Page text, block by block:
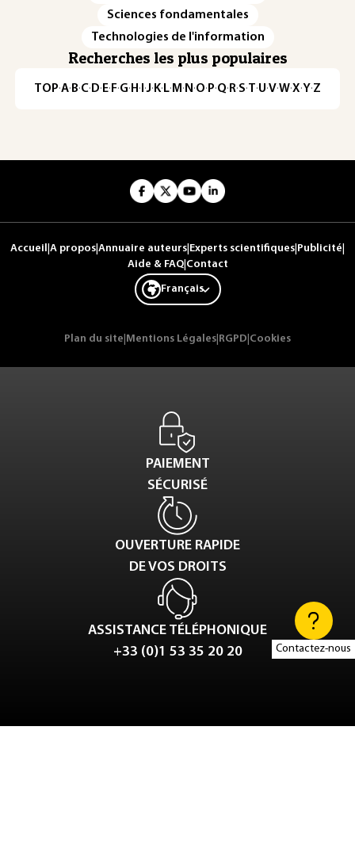
Contactez-nous
Sciences fondamentales
Technologies de l'information
Recherches les plus populaires
TOP·A·B·C· D· E· F·G· H · ·J· K· L· M · N ·O· P·Q· R·S·T·U·V·W·X·Y·Z
Accueil A propos Annuaire auteurs Experts scientifiques Publicité
Aide & FAQ| Contact
Français
Plan du site Mentions Légales RGPD Cookies
PAIEMENT
SÉCURISÉ
OUVERTURE RAPIDE
DE VOS DROITS
ASSISTANCE TÉLÉPHONIQUE
+33 (0)1 53 35 20 20